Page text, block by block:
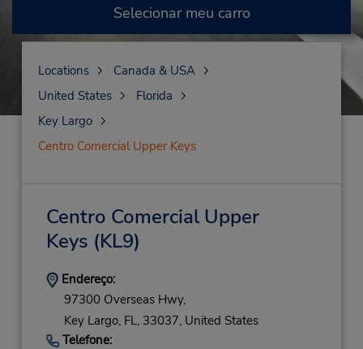
Selecionar meu carro
Locations
Canada & USA
United States
Florida
Key Largo
Centro Comercial Upper Keys
Centro Comercial Upper
Keys (KL9)
Endereço:
97300 Overseas Hwy,
Key Largo, FL, 33037, United States
Telefone: